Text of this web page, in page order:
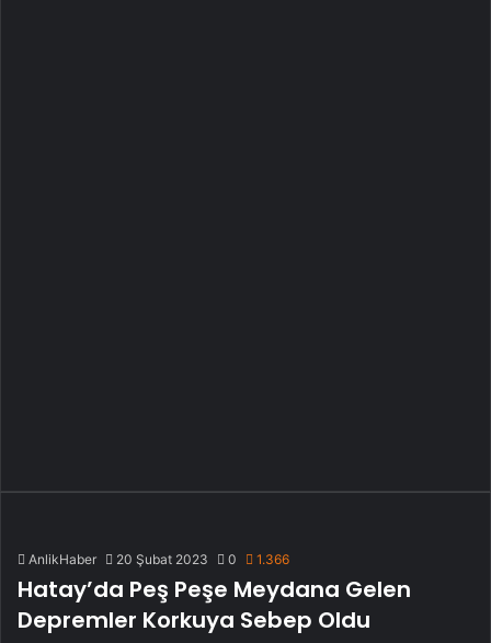
AnlikHaber 20 Şubat 2023 0 1.366
Hatay’da Peş Peşe Meydana Gelen
Depremler Korkuya Sebep Oldu